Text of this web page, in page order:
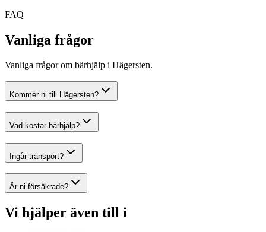
FAQ
Vanliga frågor
Vanliga frågor om bärhjälp i Hägersten.
Kommer ni till Hägersten?
Vad kostar bärhjälp?
Ingår transport?
Är ni försäkrade?
Vi hjälper även till i